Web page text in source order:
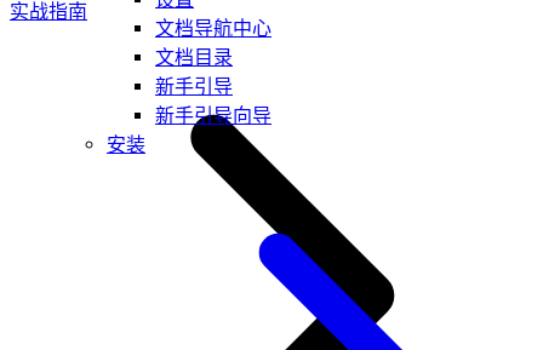
文档导航中心
文档目录
新手引导
新手引导向导
安装
实战指南